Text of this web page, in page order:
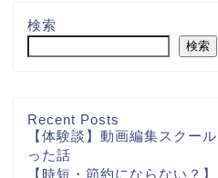
検索
検索
Recent Posts
【体験談】動画編集スクー
った話
【時短・節約にならない？